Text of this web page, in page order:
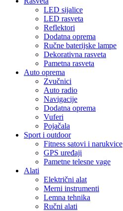
LED sijalice
LED rasveta
Reflektori
Dodatna oprema
Ručne baterijske lampe
Dekorativna rasveta
Pametna rasveta
Auto oprema
Zvučnici
Auto radio
Navigacije
Dodatna oprema
Vuferi
Pojačala
Sport i outdoor
Fitness satovi i narukvice
GPS uređaji
Pametne telesne vage
Alati
Električni alat
Merni instrumenti
Lemna tehnika
Ručni alati